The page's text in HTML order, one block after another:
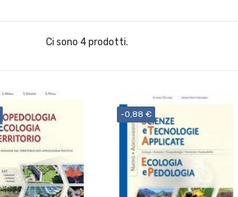
Ci sono 4 prodotti.
-0,88 €